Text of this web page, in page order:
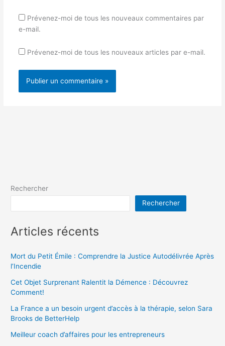
Prévenez-moi de tous les nouveaux commentaires par
e-mail.
Prévenez-moi de tous les nouveaux articles par e-mail.
Rechercher
Rechercher
Articles récents
Mort du Petit Émile : Comprendre la Justice Autodélivrée Après
l’Incendie
Cet Objet Surprenant Ralentit la Démence : Découvrez
Comment!
La France a un besoin urgent d’accès à la thérapie, selon Sara
Brooks de BetterHelp
Meilleur coach d’affaires pour les entrepreneurs